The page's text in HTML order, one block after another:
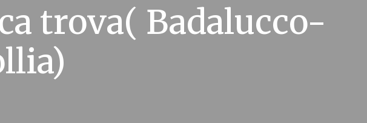
trova( Badalucco-